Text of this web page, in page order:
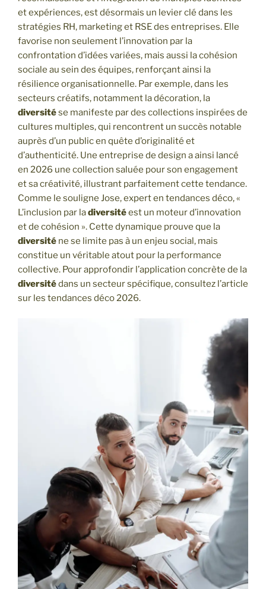
et expériences, est désormais un levier clé dans les
stratégies RH, marketing et RSE des entreprises. Elle
favorise non seulement l’innovation par la
confrontation d’idées variées, mais aussi la cohésion
sociale au sein des équipes, renforçant ainsi la
résilience organisationnelle. Par exemple, dans les
secteurs créatifs, notamment la décoration, la
diversitése manifeste par des collections inspirées de
cultures multiples, qui rencontrent un succès notable
auprès d’un public en quête d’originalité et
d’authenticité. Une entreprise de design a ainsi lancé
en 2026 une collection saluée pour son engagement
et sa créativité, illustrant parfaitement cette tendance.
Comme le souligne Jose, expert en tendances déco, «
L’inclusion par ladiversitéest un moteur d’innovation
et de cohésion ». Cette dynamique prouve que la
diversité ne se limite pas à un enjeu social, mais
constitue un véritable atout pour la performance
collective. Pour approfondir l’application concrète de la
diversitédans un secteur spécifique, consultez l’article
sur les tendances déco 2026.